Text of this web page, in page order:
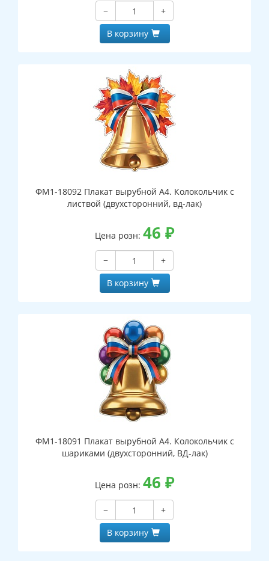
−
+
В корзину
ФМ1-18092 Плакат вырубной А4. Колокольчик с
листвой (двухсторонний, вд-лак)
Цена розн: 46 ₽
−
+
В корзину
ФМ1-18091 Плакат вырубной А4. Колокольчик с
шариками (двухсторонний, ВД-лак)
Цена розн: 46 ₽
−
+
В корзину